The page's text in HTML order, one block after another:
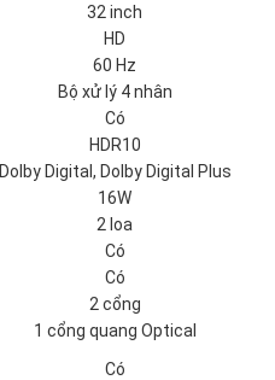
32 inch
HD
60 Hz
Bộ xử lý 4 nhân
Có
HDR10
Dolby Digital, Dolby Digital Plus
16W
2 loa
Có
Có
2 cổng
1 cổng quang Optical
Có